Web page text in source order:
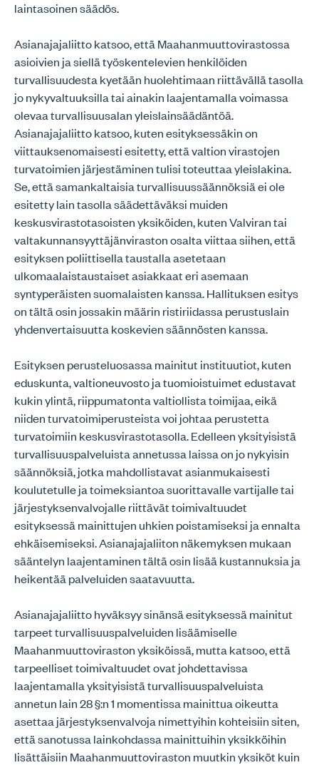
laintasoinen säädös.
Asianajajaliitto katsoo, että Maahanmuuttovirastossa
asioivien ja siellä työskentelevien henkilöiden
turvallisuudesta kyetään huolehtimaan riittävällä tasolla
jo nykyvaltuuksilla tai ainakin laajentamalla voimassa
olevaa turvallisuusalan yleislainsäädäntöä.
Asianajajaliitto katsoo, kuten esityksessäkin on
viittauksenomaisesti esitetty, että valtion virastojen
turvatoimien järjestäminen tulisi toteuttaa yleislakina.
Se, että samankaltaisia turvallisuussäännöksiä ei ole
esitetty lain tasolla säädettäväksi muiden
keskusvirastotasoisten yksiköiden, kuten Valviran tai
valtakunnansyyttäjänviraston osalta viittaa siihen, että
esityksen poliittisella taustalla asetetaan
ulkomaalaistaustaiset asiakkaat eri asemaan
syntyperäisten suomalaisten kanssa. Hallituksen esitys
on tältä osin jossakin määrin ristiriidassa perustuslain
yhdenvertaisuutta koskevien säännösten kanssa.
Esityksen perusteluosassa mainitut instituutiot, kuten
eduskunta, valtioneuvosto ja tuomioistuimet edustavat
kukin ylintä, riippumatonta valtiollista toimijaa, eikä
niiden turvatoimiperusteista voi johtaa perustetta
turvatoimiin keskusvirastotasolla. Edelleen yksityisistä
turvallisuuspalveluista annetussa laissa on jo nykyisin
säännöksiä, jotka mahdollistavat asianmukaisesti
koulutetulle ja toimeksiantoa suorittavalle vartijalle tai
järjestyksenvalvojalle riittävät toimivaltuudet
esityksessä mainittujen uhkien poistamiseksi ja ennalta
ehkäisemiseksi. Asianajajaliiton näkemyksen mukaan
sääntelyn laajentaminen tältä osin lisää kustannuksia ja
heikentää palveluiden saatavuutta.
Asianajajaliitto hyväksyy sinänsä esityksessä mainitut
tarpeet turvallisuuspalveluiden lisäämiselle
Maahanmuuttoviraston yksiköissä, mutta katsoo, että
tarpeelliset toimivaltuudet ovat johdettavissa
laajentamalla yksityisistä turvallisuuspalveluista
annetun lain 28 §:n 1 momentissa mainittua oikeutta
asettaa järjestyksenvalvoja nimettyihin kohteisiin siten,
että sanotussa lainkohdassa mainittuihin yksikköihin
lisättäisiin Maahanmuuttoviraston muutkin yksiköt kuin